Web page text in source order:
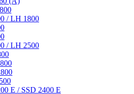
/ LH 1800
/ LH 2500
E / SSD 2400 E